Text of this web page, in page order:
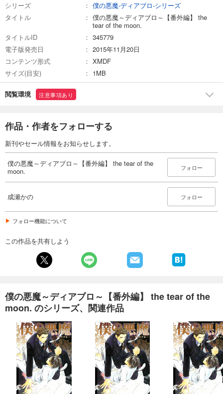
シリーズ
僕の悪魔-ディアブロ-シリーズ
タイトル
僕の悪魔～ディアブロ～【番外編】 the
tear of the moon.
タイトルID
345779
電子版発売日
2015年11月20日
コンテンツ形式
XMDF
サイズ(目安)
1MB
閲覧環境 注意事項あり
作品・作者をフォローする
新刊やセール情報をお知らせします。
僕の悪魔～ディアブロ～【番外編】 the tear of the
moon.
フォロー
成瀬かの フォロー
フォロー機能について
この作品を共有しよう
僕の悪魔～ディアブロ～【番外編】 the tear of the
moon. のシリーズ、関連作品